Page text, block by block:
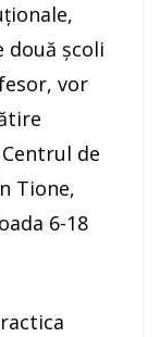
două școli
vor
de
Tione,
6-18